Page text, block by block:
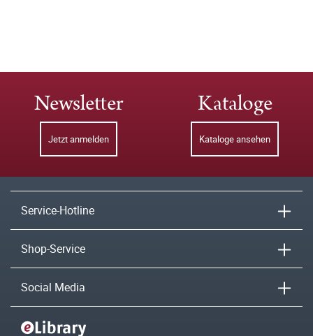
Newsletter
Jetzt anmelden
Kataloge
Kataloge ansehen
Service-Hotline
Shop-Service
Social Media